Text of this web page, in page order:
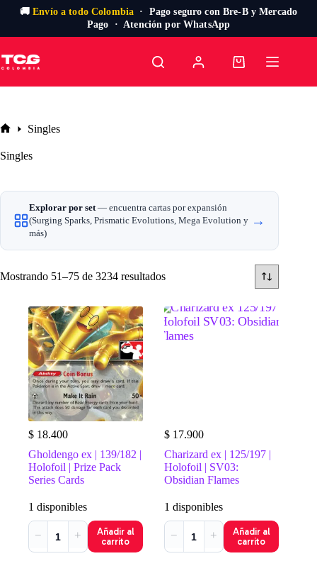
🚚Envío a todo Colombia · Pago seguro con Bre-B y Mercado
Pago · Atención por WhatsApp
al
contenido
Carro
Singles
Singles
Explorar por set— encuentra cartas por expansión
(Surging Sparks, Prismatic Evolutions, Mega Evolution y
más)
→
Mostrando 51–75 de 3234 resultadosOrdenado
alto
a
bajo
$ 18.400
Gholdengo ex | 139/182 |
Holofoil | Prize Pack
Series Cards
1 disponibles
− +
Añadir al
carrito
$ 17.900
Charizard ex | 125/197 |
Holofoil | SV03:
Obsidian Flames
1 disponibles
− +
Añadir al
carrito